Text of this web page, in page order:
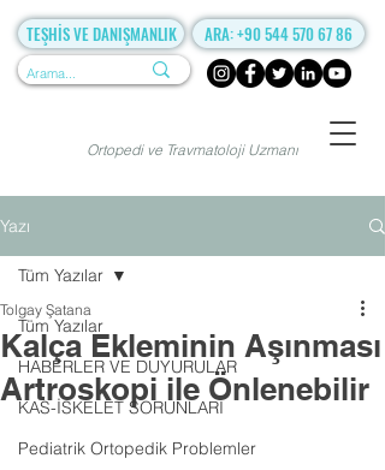
Ortopedi ve Travmatoloji Uzmanı
TEŞHİS VE DANIŞMANLIK ARA: +90 544 570 67 86
Yazı
Tüm Yazılar
HABERLER VE DUYURULAR
KAS-İSKELET SORUNLARI
Pediatrik Ortopedik Problemler
Tüm Yazılar
Kalça Ekleminin Aşınması
Artroskopi ile Önlenebilir
Tolgay Şatana